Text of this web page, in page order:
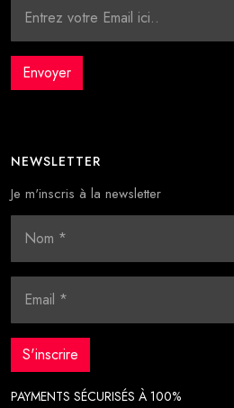
NEWSLETTER
Je m'inscris à la newsletter
PAYMENTS SÉCURISÉS À 100%